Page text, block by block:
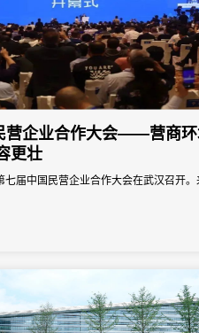
营企业合作大会——营商
更壮
届中国民营企业合作大会在武汉召开。
民营企业家、专家学者与政府工作人员，
合作新未来”主题，共话民营经济高质量